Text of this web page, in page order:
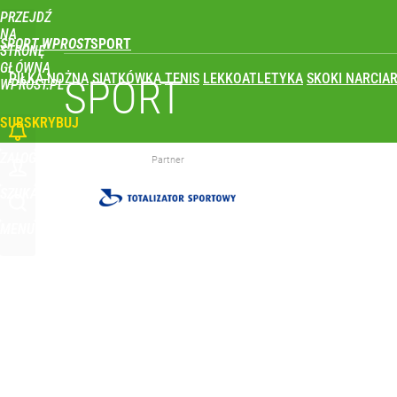
PRZEJDŹ
NA
STRONĘ
GŁÓWNĄ
WPROST.PL
SPORT WPROST
PIŁKA NOŻNA SIATKÓWKA TENIS LEKKOATLETYKA SKOKI
SUBSKRYBUJ
Wróbel: Wywiad z Woydyłło o Idze Świątek
„Nie chodzi o zemstę”. Mocny apel w sprawie ofiar
SPORT
Partner